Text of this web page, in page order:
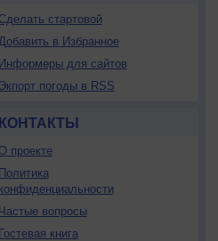
Сделать стартовой
в Избранное
Информеры для сайтов
Экпорт погоды в RSS
КОНТАКТЫ
О проекте
Политика
конфиденциальности
Частые вопросы
Гостевая книга